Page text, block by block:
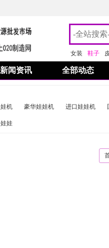
女装 鞋子
新闻资讯 全部动态
机 豪华娃娃机 进口娃娃机
娃